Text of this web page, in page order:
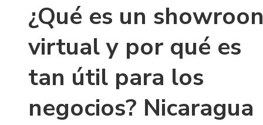
¿Qué es un
virtual y por qué es
tan útil para los
negocios? Nicaragua